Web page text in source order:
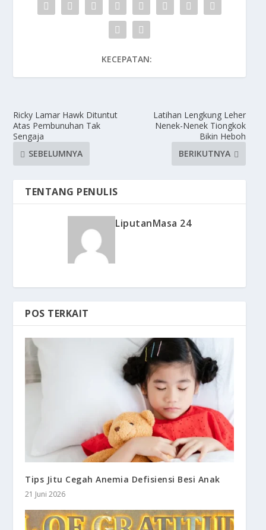
KECEPATAN:
Ricky Lamar Hawk Dituntut
Atas Pembunuhan Tak
Sengaja
SEBELUMNYA
Latihan Lengkung Leher
Nenek-Nenek Tiongkok
Bikin Heboh
BERIKUTNYA
TENTANG PENULIS
LiputanMasa 24
POS TERKAIT
Tips Jitu Cegah Anemia Defisiensi Besi Anak
21 Juni 2026